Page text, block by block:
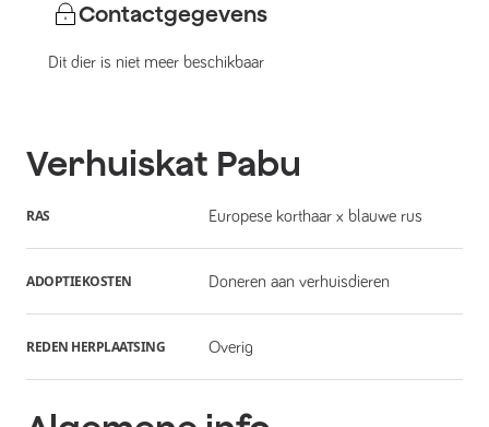
Contactgegevens
Dit dier is niet meer beschikbaar
Verhuiskat Pabu
RAS Europese korthaar x blauwe rus
ADOPTIEKOSTEN Doneren aan verhuisdieren
REDEN HERPLAATSING Overig